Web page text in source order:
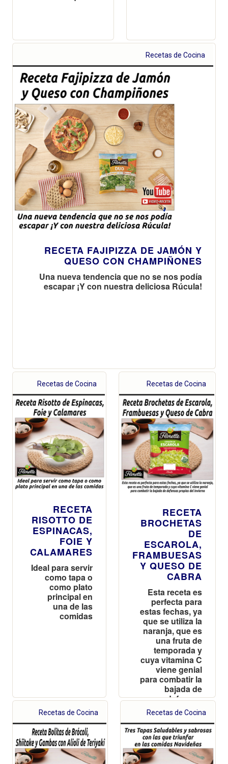
Recetas de Cocina
RECETA FAJIPIZZA DE JAMÓN Y
QUESO CON CHAMPIÑONES
Una nueva tendencia que no se nos podía
escapar ¡Y con nuestra deliciosa Rúcula!
Recetas de Cocina
RECETA
RISOTTO DE
ESPINACAS,
FOIE Y
CALAMARES
Ideal para servir
como tapa o
como plato
principal en
una de las
comidas
Recetas de Cocina
RECETA
BROCHETAS
DE
ESCAROLA,
FRAMBUESAS
Y QUESO DE
CABRA
Esta receta es
perfecta para
estas fechas, ya
que se utiliza la
naranja, que es
una fruta de
temporada y
cuya vitamina C
viene genial
para combatir la
bajada de
defensas
propias del
invierno
Recetas de Cocina Recetas de Cocina